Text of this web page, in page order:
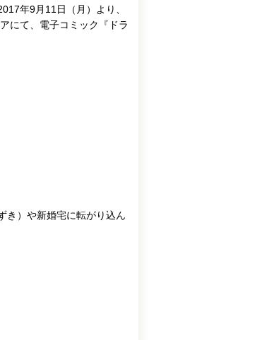
年9月11日（月）より、
にて、電子コミック『ドラ
き）や新婚宅に転がり込ん